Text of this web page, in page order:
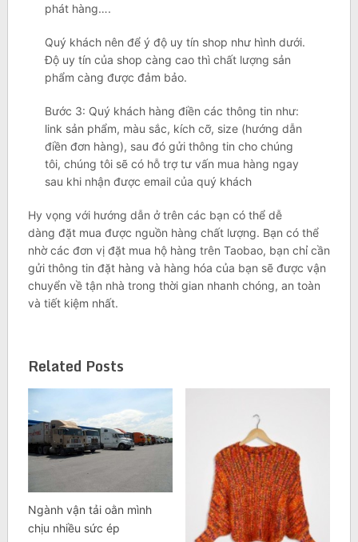
phát hàng….
Quý khách nên để ý độ uy tín shop như hình dưới.
Độ uy tín của shop càng cao thì chất lượng sản
phẩm càng được đảm bảo.
Bước 3: Quý khách hàng điền các thông tin như:
link sản phẩm, màu sắc, kích cỡ, size (hướng dẫn
điền đơn hàng), sau đó gửi thông tin cho chúng
tôi, chúng tôi sẽ có hỗ trợ tư vấn mua hàng ngay
sau khi nhận được email của quý khách
Hy vọng với hướng dẫn ở trên các bạn có thể dễ
dàng đặt mua được nguồn hàng chất lượng. Bạn có thể
nhờ các đơn vị đặt mua hộ hàng trên Taobao, bạn chỉ cần
gửi thông tin đặt hàng và hàng hóa của bạn sẽ được vận
chuyển về tận nhà trong thời gian nhanh chóng, an toàn
và tiết kiệm nhất.
Related Posts
Ngành vận tải oằn mình
chịu nhiều sức ép